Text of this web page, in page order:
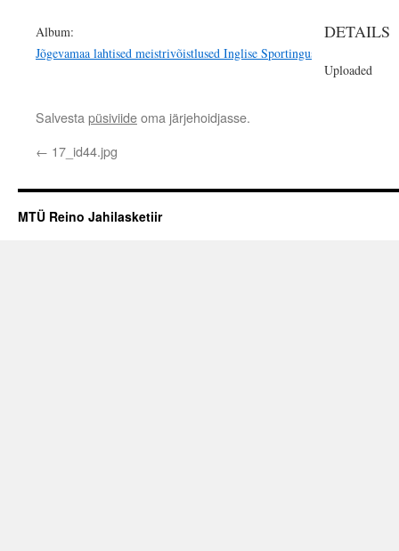
Album:
Jõgevamaa lahtised meistrivõistlused Inglise Sportingus
DETAILS
Uploaded
Salvesta püsiviideoma järjehoidjasse.
← 17_id44.jpg
MTÜ Reino Jahilasketiir